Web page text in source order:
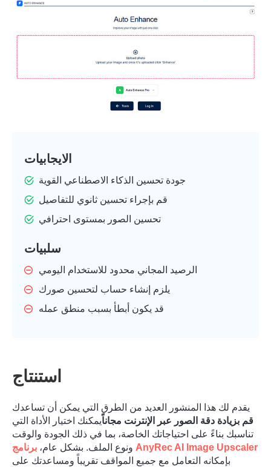
الايجابيات
جودة تحسين الذكاء الاصطناعي القوية
قم بإجراء تحسين ثانوي للتفاصيل
تحسين الصور بمستوى احترافي
سلبيات
الرصيد المجاني محدود للاستخدام اليومي
يلزم إنشاء حساب لتحسين صورك
قد يكون أبطأ بسبب منطق عمله
استنتاج
يقدم لك هذا المنشور العديد من الطرق التي يمكن أن تساعدك
قم بزيادة دقة الصور عبر الإنترنت مجاناًيمكنك اختيار الأداة التي
تناسبك بناءً على احتياجاتك الخاصة، بما في ذلك الجودة والوقت
ونوع الملف. بشكل عام، برنامج AnyRec AI Image Upscaler
بإمكانه التعامل مع جميع المواقف تقريباً ومساعدتك على